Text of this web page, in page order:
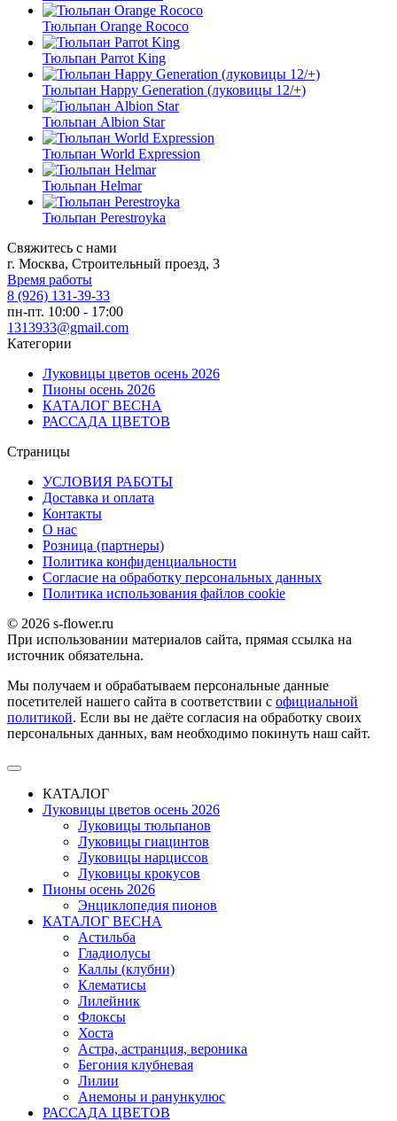
Тюльпан Orange Rococo
Тюльпан Parrot King
Тюльпан Happy Generation (луковицы 12/+)
Тюльпан Albion Star
Тюльпан World Expression
Тюльпан Helmar
Тюльпан Perestroyka
Свяжитесь с нами
г. Москва, Строительный проезд, 3
Время работы
8 (926) 131-39-33
пн-пт. 10:00 - 17:00
1313933@gmail.com
Категории
Луковицы цветов осень 2026
Пионы осень 2026
КАТАЛОГ ВЕСНА
РАССАДА ЦВЕТОВ
Страницы
УСЛОВИЯ РАБОТЫ
Доставка и оплата
Контакты
О наc
Розница (партнеры)
Политика конфиденциальности
Согласие на обработку персональных данных
Политика использования файлов сookie
© 2026 s-flower.ru
При использовании материалов сайта, прямая ссылка на
источник обязательна.
Мы получаем и обрабатываем персональные данные
посетителей нашего сайта в соответствии с официальной
политикой. Если вы не даёте согласия на обработку своих
персональных данных, вам необходимо покинуть наш сайт.
КАТАЛОГ
Луковицы цветов осень 2026
Луковицы тюльпанов
Луковицы гиацинтов
Луковицы нарциссов
Луковицы крокусов
Пионы осень 2026
Энциклопедия пионов
КАТАЛОГ ВЕСНА
Астильба
Гладиолусы
Каллы (клубни)
Клематисы
Лилейник
Флоксы
Хоста
Астра, астранция, вероника
Бегония клубневая
Лилии
Анемоны и ранункулюс
РАССАДА ЦВЕТОВ